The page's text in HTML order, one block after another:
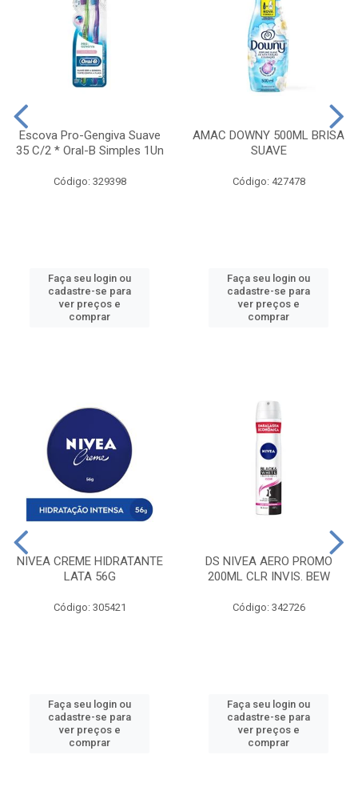
Escova Pro-Gengiva Suave
35 C/2 * Oral-B Simples 1Un
Código: 329398
Faça seu login ou
cadastre-se para
ver preços e
comprar
AMAC DOWNY 500ML BRISA
SUAVE
Código: 427478
Faça seu login ou
cadastre-se para
ver preços e
comprar
NIVEA CREME HIDRATANTE
LATA 56G
Código: 305421
Faça seu login ou
cadastre-se para
ver preços e
comprar
DS NIVEA AERO PROMO
200ML CLR INVIS. BEW
Código: 342726
Faça seu login ou
cadastre-se para
ver preços e
comprar